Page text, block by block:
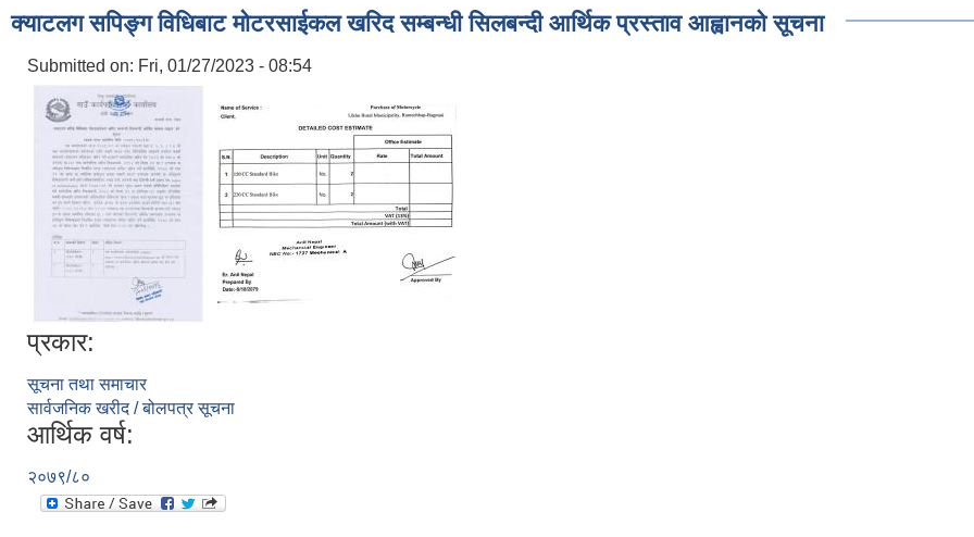
क्याटलग सपिङ्ग विधिबाट मोटरसाईकल खरिद सम्बन्धी सिलबन्दी आर्थिक प्रस्ताव आह्वानको सूचना
Submitted on: Fri, 01/27/2023 - 08:54
प्रकार:
सूचना तथा समाचार
सार्वजनिक खरीद / बोलपत्र सूचना
आर्थिक वर्ष:
२०७९/८०